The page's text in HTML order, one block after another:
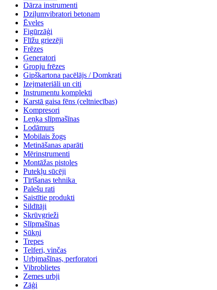
Dārza instrumenti
Dziļumvibratori betonam
Ēveles
Figūrzāģi
Flīžu griezēji
Frēzes
Ģeneratori
Gropju frēzes
Gipškartona pacēlājs / Domkrati
Izejmateriāli un citi
Instrumentu komplekti
Karstā gaisa fēns (celtniecības)
Kompresori
Leņķa slīpmašīnas
Lodāmurs
Mobilais žogs
Metināšanas aparāti
Mērinstrumenti
Montāžas pistoles
Putekļu sūcēji
Tīrīšanas tehnika
Palešu rati
Saistītie produkti
Sildītāji
Skrūvgrieži
Slīpmašīnas
Sūkņi
Trepes
Telferi, vinčas
Urbjmašīnas, perforatori
Vibroblietes
Zemes urbji
Zāģi